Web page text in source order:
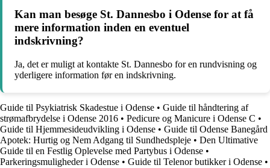
Kan man besøge St. Dannesbo i Odense for at få
mere information inden en eventuel
indskrivning?
Ja, det er muligt at kontakte St. Dannesbo for en rundvisning og
yderligere information før en indskrivning.
Guide til Psykiatrisk Skadestue i Odense • Guide til håndtering af
strømafbrydelse i Odense 2016 • Pedicure og Manicure i Odense C •
Guide til Hjemmesideudvikling i Odense • Guide til Odense Banegård
Apotek: Hurtig og Nem Adgang til Sundhedspleje • Den Ultimative
Guide til en Festlig Oplevelse med Partybus i Odense •
Parkeringsmuligheder i Odense • Guide til Telenor butikker i Odense •